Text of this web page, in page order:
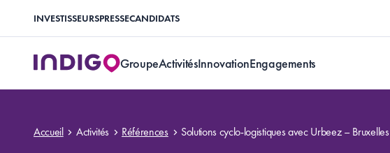
INVESTISSEURSPRESSECANDIDATS
GroupeActivitésInnovationEngagements
Accueil Activités Références Solutions cyclo-logistiques avec Urbeez – Bruxelles